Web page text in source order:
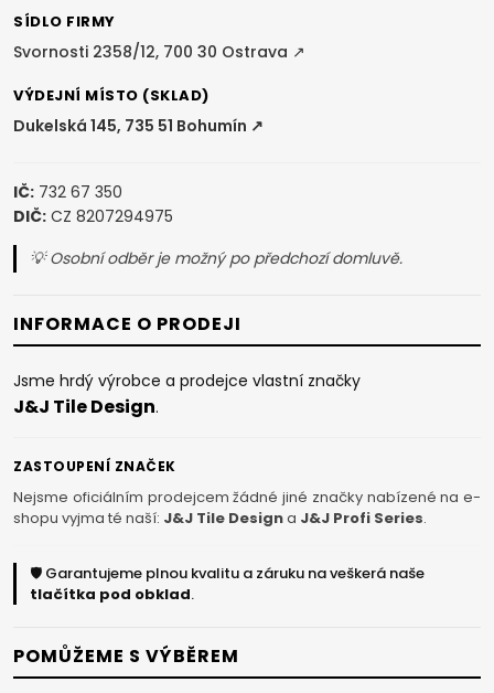
SÍDLO FIRMY
Svornosti 2358/12, 700 30 Ostrava ↗
VÝDEJNÍ MÍSTO (SKLAD)
Dukelská 145, 735 51 Bohumín ↗
IČ: 732 67 350
DIČ: CZ 8207294975
💡 Osobní odběr je možný po předchozí domluvě.
INFORMACE O PRODEJI
Jsme hrdý výrobce a prodejce vlastní značky
J&J Tile Design.
ZASTOUPENÍ ZNAČEK
Nejsme oficiálním prodejcem žádné jiné značky nabízené na e-
shopu vyjma té naší: J&J Tile Designa J&J Profi Series.
🛡️ Garantujeme plnou kvalitu a záruku na veškerá naše
tlačítka pod obklad.
POMŮŽEME S VÝBĚREM